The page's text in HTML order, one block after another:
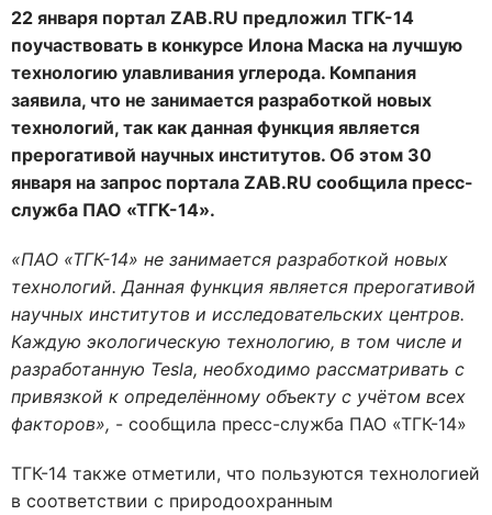
22 января портал ZAB.RU предложил ТГК-14
поучаствовать в конкурсе Илона Маска на лучшую
технологию улавливания углерода. Компания
заявила, что не занимается разработкой новых
технологий, так как данная функция является
прерогативой научных институтов. Об этом 30
января на запрос портала ZAB.RU сообщила пресс-
служба ПАО «ТГК-14».
«ПАО «ТГК-14» не занимается разработкой новых
технологий. Данная функция является прерогативой
научных институтов и исследовательских центров.
Каждую экологическую технологию, в том числе и
разработанную Tesla, необходимо рассматривать с
привязкой к определённому объекту с учётом всех
факторов», - сообщила пресс-служба ПАО «ТГК-14»
ТГК-14 также отметили, что пользуются технологией
в соответствии с природоохранным